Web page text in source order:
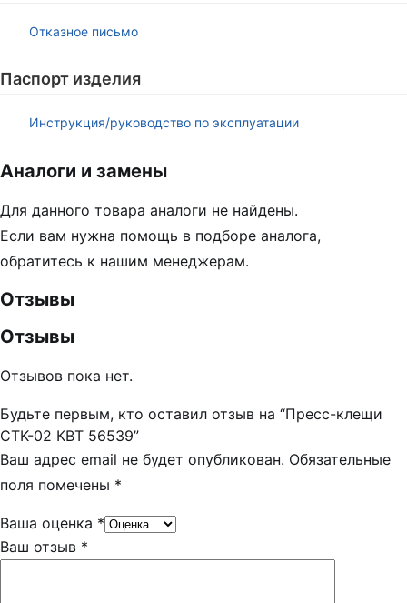
Отказное письмо
Паспорт изделия
Инструкция/руководство по эксплуатации
Аналоги и замены
Для данного товара аналоги не найдены.
Если вам нужна помощь в подборе аналога,
обратитесь к нашим менеджерам.
Отзывы
Отзывы
Отзывов пока нет.
Будьте первым, кто оставил отзыв на “Пресс-клещи
CTK-02 КВТ 56539”
Ваш адрес email не будет опубликован. Обязательные
поля помечены *
Ваша оценка *
Ваш отзыв *